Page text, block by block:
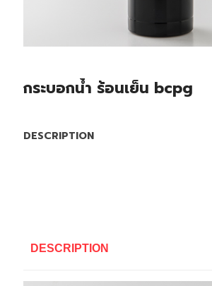
กระบอกน้ำ ร้อนเย็น bcpg
DESCRIPTION
DESCRIPTION